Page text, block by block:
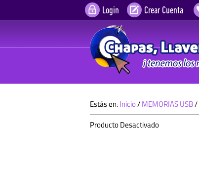
Login Crear Cuenta
Estás en:Inicio/MEMORIAS USB/
Producto Desactivado